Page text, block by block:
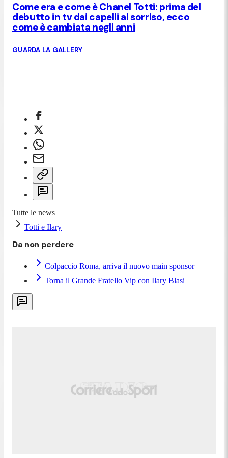
Come era e come è Chanel Totti: prima del
debutto in tv dai capelli al sorriso, ecco
come è cambiata negli anni
GUARDA LA GALLERY
Tutte le news
Totti e Ilary
Da non perdere
Colpaccio Roma, arriva il nuovo main sponsor
Torna il Grande Fratello Vip con Ilary Blasi